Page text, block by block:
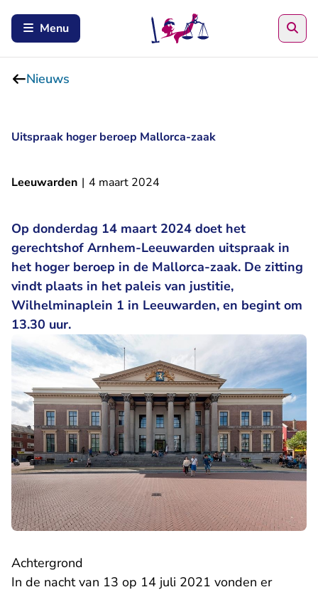
Menu
Nieuws
Uitspraak hoger beroep Mallorca-zaak
Leeuwarden | 4 maart 2024
Op donderdag 14 maart 2024 doet het
gerechtshof Arnhem-Leeuwarden uitspraak in
het hoger beroep in de Mallorca-zaak. De zitting
vindt plaats in het paleis van justitie,
Wilhelminaplein 1 in Leeuwarden, en begint om
13.30 uur.
Achtergrond
In de nacht van 13 op 14 juli 2021 vonden er